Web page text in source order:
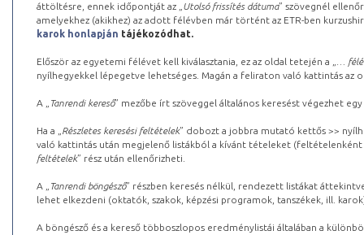
áttöltésre, ennek időpontját az „ Utolsó frissítés dátuma” szövegnél
amelyekhez (akikhez) az adott félévben már történt az ETR-ben
karok honlapján tájékozódhat.
Először az egyetemi félévet kell kiválasztania, ez az oldal tetején a „
…
nyílhegyekkel lépegetve lehetséges. Magán a feliraton való kattintás az
A „ Tanrendi kereső” mezőbe írt szöveggel általános keresést végezhet
Ha a „ Részletes keresési feltételek” dobozt a jobbra mutató kettős >>
való kattintás után megjelenő listákból a kívánt tételeket (feltételenként
feltételek” rész után ellenőrizheti.
A „ Tanrendi böngésző” részben keresés nélkül, rendezett listákat
lehet elkezdeni (oktatók, szakok, képzési programok, tanszékek, ill.
A böngésző és a kereső többoszlopos eredménylistái általában a